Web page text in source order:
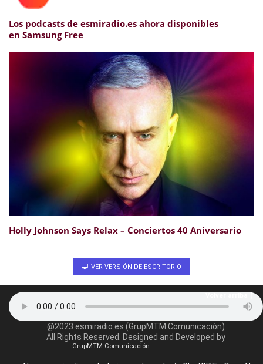
Los podcasts de esmiradio.es ahora disponibles
en Samsung Free
Holly Johnson Says Relax – Conciertos 40 Aniversario
VER VERSIÓN DE ESCRITORIO
@2023 esmiradio.es (GrupMTM Comunicación)
All Rights Reserved. Designed and Developed by
GrupMTM Comunicación